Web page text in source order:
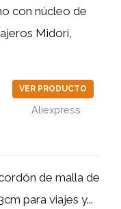
con núcleo de
Midori,
VER PRODUCTO
Aliexpress
de malla de
para viajes y...